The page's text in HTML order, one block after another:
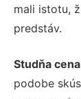
mali istotu,
predstáv.
Studňa
podobe